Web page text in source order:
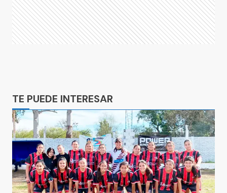
TE PUEDE INTERESAR